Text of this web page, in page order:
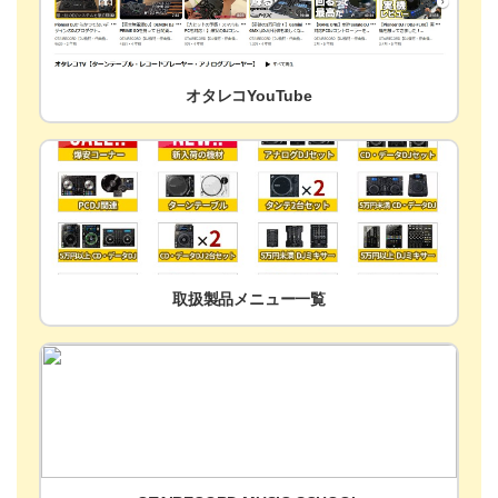
オタレコYouTube
取扱製品メニュー一覧